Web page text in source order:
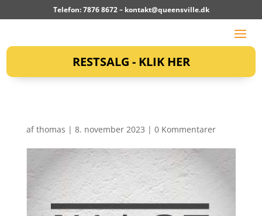
Telefon: 7876 8672 – kontakt@queensville.dk
RESTSALG - KLIK HER
afthomas | 8. november 2023 | 0 Kommentarer